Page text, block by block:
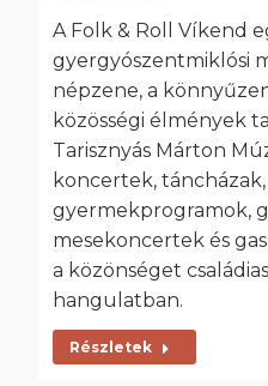
A Folk & Roll Víkend
gyergyószentmiklósi
népzene, a
közösségi élmények
Tarisznyás Márton
koncertek,
gyermekprogramok,
mesekoncertek és
a közönséget
hangulatban.
Részletek